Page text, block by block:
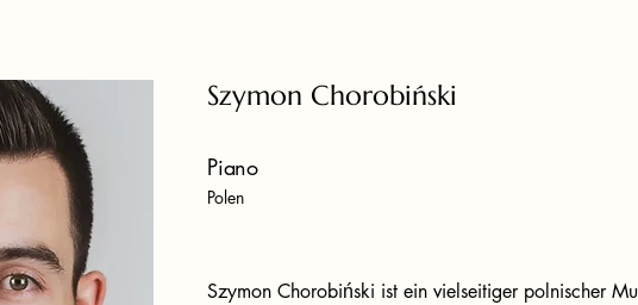
Szymon Chorobiński
Piano
Polen
Szymon Chorobiński ist ein vielseitiger polnischer